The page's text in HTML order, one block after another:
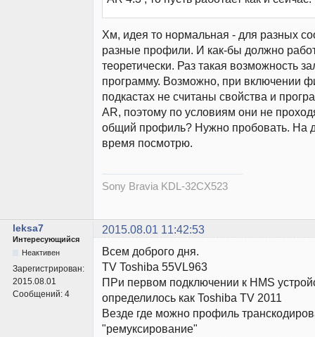
Хм, идея то нормальная - для разных
разные профили. И как-бы должно
теоретически. Раз такая возможность
программу. Возможно, при включении
подкастах не считаны свойства и
AR, поэтому по условиям они не
общий профиль? Нужно пробовать. На
время посмотрю.
Sony Bravia KDL-32CX523
leksa7 2015.08.01 11:42:53
Интересующийся
Неактивен
Зарегистрирован:
2015.08.01
Сообщений: 4
Всем доброго дня.
TV Toshiba 55VL963
ПРи первом подключении к HMS
определилось как Toshiba TV 2011
Везде где можно профиль
"ремуксирование"